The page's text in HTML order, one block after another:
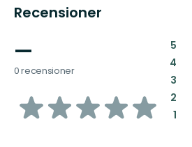
Recensioner
—
0 recensioner
av
5:
4:
3:
2:
1: